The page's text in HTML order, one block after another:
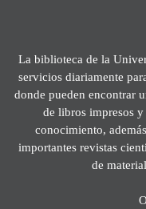
La biblioteca de la
servicios diariamente
donde pueden encontrar
de libros impresos y
conocimiento,
importantes revistas
de